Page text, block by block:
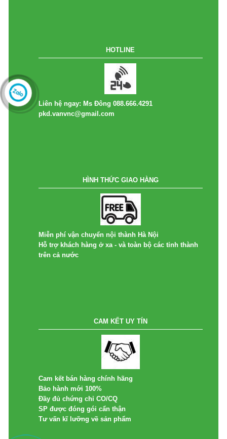
HOTLINE
Liên hệ ngay: Ms Đông 088.666.4291
pkd.vanvnc@gmail.com
HÌNH THỨC GIAO HÀNG
Miễn phí vận chuyển nội thành Hà Nội
Hỗ trợ khách hàng ở xa - và toàn bộ các tỉnh thành
trên cả nước
CAM KẾT UY TÍN
Cam kết bán hàng chính hãng
Bảo hành mới 100%
Đầy đủ chứng chỉ CO/CQ
SP được đóng gói cẩn thận
Tư vấn kĩ lưỡng về sản phẩm